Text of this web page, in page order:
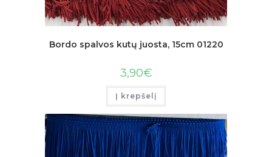
Bordo spalvos kutų juosta, 15cm 01220
3,90€
Į krepšelį